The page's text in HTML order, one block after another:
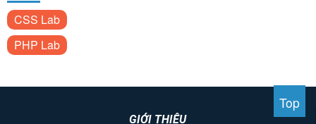
CSS Lab
PHP Lab
GIỚI THIỆU
Top